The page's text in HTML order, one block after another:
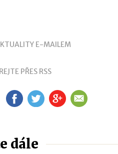
E-MAILEM
PŘES RSS
FB TW GP EM
dále